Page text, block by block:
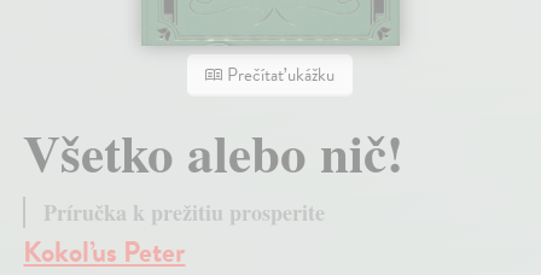
Prečítať ukážku
Všetko alebo nič!
Príručka k prežitiu prosperite
Kokoľus Peter